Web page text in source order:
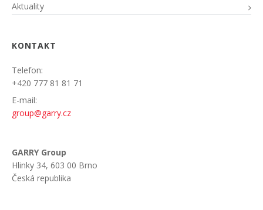
Aktuality
KONTAKT
Telefon:
+420 777 81 81 71
E-mail:
group@garry.cz
GARRY Group
Hlinky 34, 603 00 Brno
Česká republika